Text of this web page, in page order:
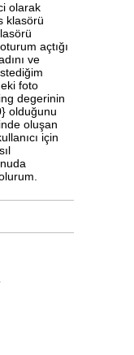
olarak
klasörü
açtığı
ve
foto
degerinin
olduğunu
oluşan
için